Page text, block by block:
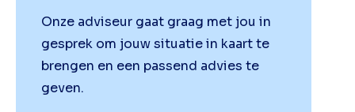
Onze adviseur gaat graag met jou in
gesprek om jouw situatie in kaart te
brengen en een passend advies te
geven.